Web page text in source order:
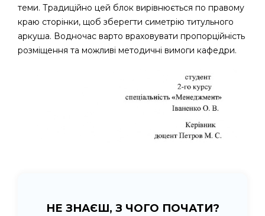
теми. Традиційно цей блок вирівнюється по правому
краю сторінки, щоб зберегти симетрію титульного
аркуша. Водночас варто враховувати пропорційність
розміщення та можливі методичні вимоги кафедри.
НЕ ЗНАЄШ, З ЧОГО ПОЧАТИ?